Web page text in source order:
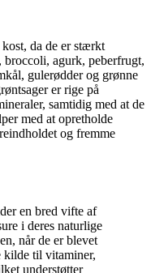
da de er stærkt
broccoli, agurk, peberfrugt,
gulerødder og grønne
er rige på
samtidig med at de
med at opretholde
og fremme
en bred vifte af
i deres naturlige
når de er blevet
kilde til vitaminer,
understøtter